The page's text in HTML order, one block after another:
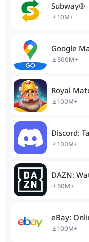
Subway®
10M+
Google
500M+
Royal
100M+
Discord:
100M+
DAZN:
50M+
eBay:
100M+